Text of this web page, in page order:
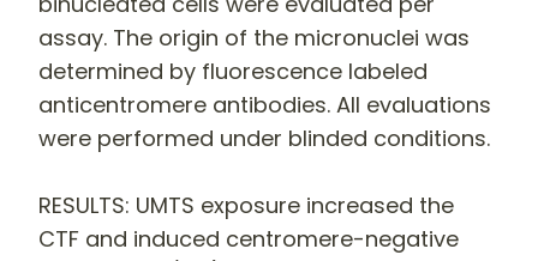
assay. The origin of the micronuclei was
determined by fluorescence labeled
anticentromere antibodies. All evaluations
were performed under blinded conditions.
RESULTS: UMTS exposure increased the
CTF and induced centromere-negative